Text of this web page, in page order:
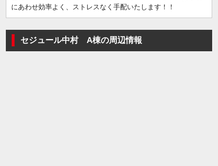
にあわせ効率よく、ストレスなく手配いたします！！
セジュール中村 A棟の周辺情報